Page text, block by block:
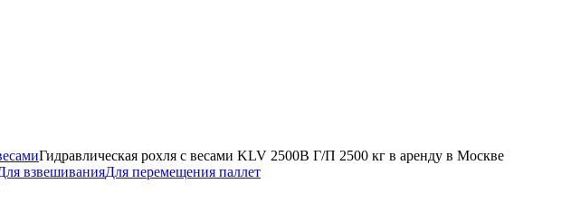
Гидравлическая рохля с весами KLV 2500B Г/П 2500 кг в аренду в Москве
взвешиванияДля перемещения паллет